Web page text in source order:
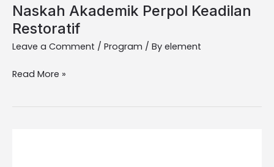
Naskah Akademik Perpol Keadilan
Restoratif
Leave a Comment / Program / By element
Read More »